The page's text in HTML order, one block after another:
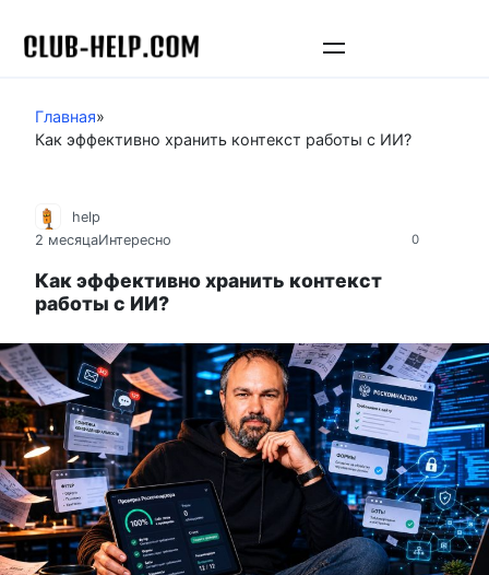
контенту
Главная»
Как эффективно хранить контекст работы с ИИ?
0
help
2 месяцаИнтересно
Как эффективно хранить контекст
работы с ИИ?